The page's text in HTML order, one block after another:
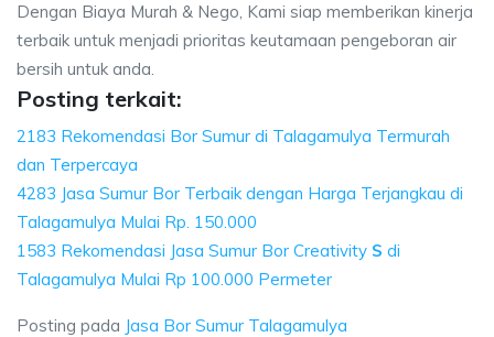
Dengan Biaya Murah & Nego, Kami siap memberikan kinerja
terbaik untuk menjadi prioritas keutamaan pengeboran air
bersih untuk anda.
Posting terkait:
2183 Rekomendasi Bor Sumur di Talagamulya Termurah
dan Terpercaya
4283 Jasa Sumur Bor Terbaik dengan Harga Terjangkau di
Talagamulya Mulai Rp. 150.000
1583 Rekomendasi Jasa Sumur Bor Creativity S di
Talagamulya Mulai Rp 100.000 Permeter
Posting pada Jasa Bor Sumur Talagamulya